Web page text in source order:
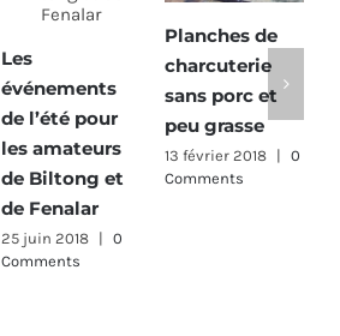
Les
événements
de l’été pour
les amateurs
de Biltong et
de Fenalar
25 juin 2018 |
0
Comments
Planches de
charcuterie
sans porc et
peu grasse
13 février 2018 | 0
Comments